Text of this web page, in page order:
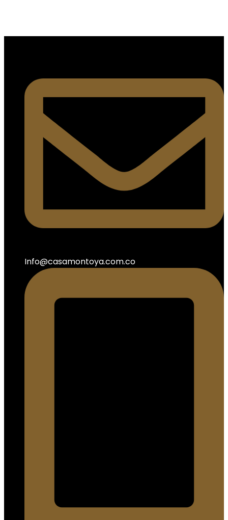
Info@casamontoya.com.co